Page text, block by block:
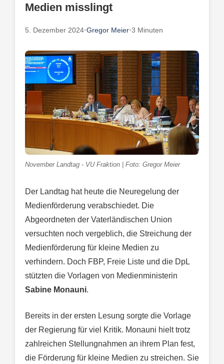
Medien misslingt
5. Dezember 2024•Gregor Meier•3 Minuten
November Landtag - VU Fraktion | Foto: Gregor Meier
Der Landtag hat heute die Neuregelung der
Medienförderung verabschiedet. Die
Abgeordneten der Vaterländischen Union
versuchten noch vergeblich, die Streichung der
Medienförderung für kleine Medien zu
verhindern. Doch FBP, Freie Liste und die DpL
stützten die Vorlagen von Medienministerin
Sabine Monauni.
Bereits in der ersten Lesung sorgte die Vorlage
der Regierung für viel Kritik. Monauni hielt trotz
zahlreichen Stellungnahmen an ihrem Plan fest,
die Förderung für kleine Medien zu streichen. Sie